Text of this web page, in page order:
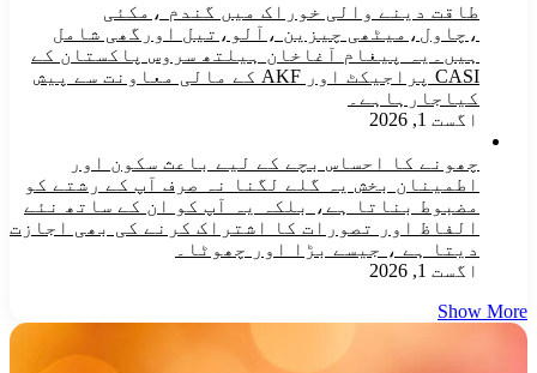
طاقت دینے والی خوراک میں گندم ،مکئی
،چاول،میٹھی چیزین ،آلو،تیل اورگھی شامل
ہیں۔یہ پیغام آغاخان ہیلتھ سروس پاکستان کے
CASI پراجیکٹ اور AKF کے مالی معاونت سے پیش
کیاجارہاہے۔
اگست 1, 2026
چھونے کا احساس بچے کے لیے باعث سکون اور
اطمینان بخش یہ گلے لگنا نہ صرف آپ کے رشتے کو
مضبوط بناتا ہے، بلکہ یہ آپ کو ان کے ساتھ نئے
الفاظ اور تصورات کا اشتراک کرنے کی بھی اجازت
دیتا ہے ، جیسے بڑا اور چھوٹا۔
اگست 1, 2026
Show More